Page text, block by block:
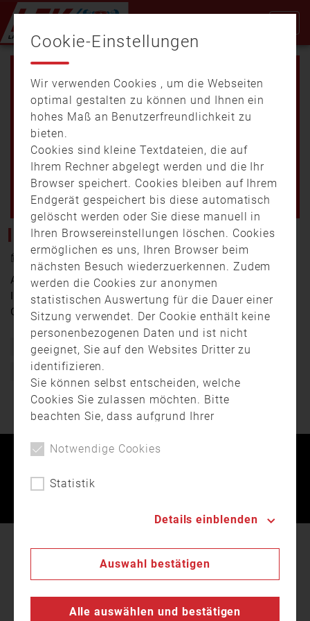
Video
IMAGEVIDEO DER FF HÖFEN
30. August 2016 14:29
Auch die Feuerwehr Höfen bei Dingolfing hat einen
Imagefilm erstellt. Mit Bildern aus den
Gründungsjahren bis heute.
Bayern Dingolfing Feuerwehr Freiwillig
Imagefilm
Cookie-Einstellungen
Wir verwenden Cookies , um die Webseiten
optimal gestalten zu können und Ihnen ein
hohes Maß an Benutzerfreundlichkeit zu
bieten.
Cookies sind kleine Textdateien, die auf
Ihrem Rechner abgelegt werden und die Ihr
Browser speichert. Cookies bleiben auf Ihrem
Endgerät gespeichert bis diese automatisch
gelöscht werden oder Sie diese manuell in
Ihren Browsereinstellungen löschen. Cookies
ermöglichen es uns, Ihren Browser beim
nächsten Besuch wiederzuerkennen. Zudem
werden die Cookies zur anonymen
statistischen Auswertung für die Dauer einer
Sitzung verwendet. Der Cookie enthält keine
personenbezogenen Daten und ist nicht
geeignet, Sie auf den Websites Dritter zu
identifizieren.
Sie können selbst entscheiden, welche
Cookies Sie zulassen möchten. Bitte
beachten Sie, dass aufgrund Ihrer
alle Funktionalitäten der Seite verfügbar
von Cookies, der Speicherung und
Datenschutzerklärung.
Notwendige Cookies
Statistik
Details einblenden
Auswahl bestätigen
Alle auswählen und bestätigen
Datenschutzerklärung
den Einsatz von Cookies auf unserer Webseite.
unseres Services. Durch Klick auf OK stimmen
Sie der Verwendung von Cookies auf dieser